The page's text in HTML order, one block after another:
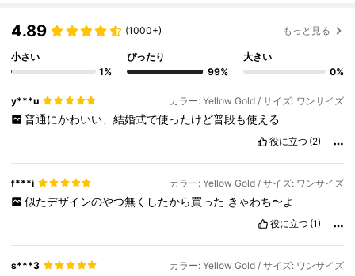
4.89 (1000+) もっと見る
小さい
1%
ぴったり
99%
大きい
0%
y***u カラー: Yellow Gold / サイズ: ワンサイズ
普通にかわいい、結婚式で使ったけど普段も使える
役に立つ (2)
f***i カラー: Yellow Gold / サイズ: ワンサイズ
似たデザインのやつ無くしたから買った きゃわち〜よ
役に立つ (1)
s***3 カラー: Yellow Gold / サイズ: ワンサイズ